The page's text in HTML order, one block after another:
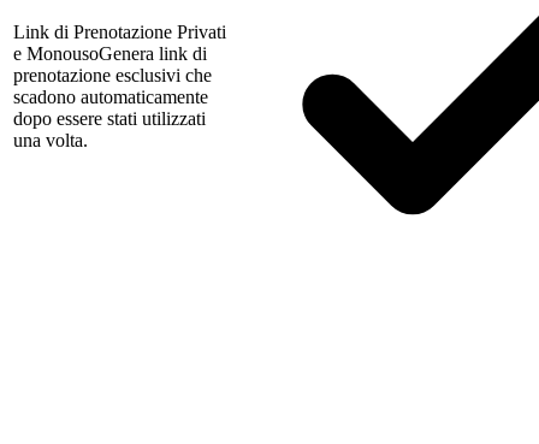
Link di Prenotazione Privati
e MonousoGenera link di
prenotazione esclusivi che
scadono automaticamente
dopo essere stati utilizzati
una volta.